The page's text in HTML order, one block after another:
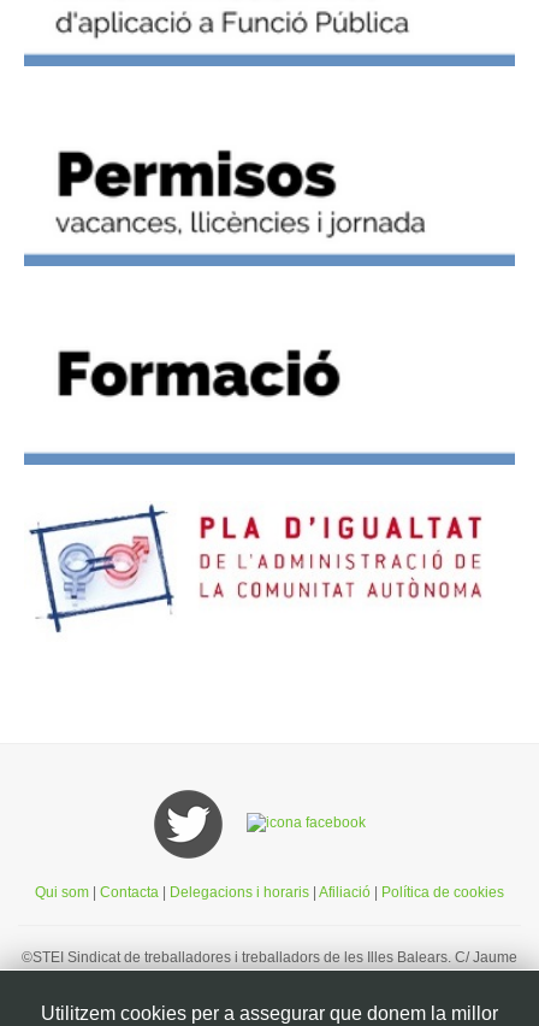
Qui som Contacta Delegacions i horaris Afiliació Política de cookies
©STEI Sindicat de treballadores i treballadors de les Illes Balears. C/ Jaume
d’Espanya, número 49. CIF: G07126956
Utilitzem cookies per a assegurar que donem la millor